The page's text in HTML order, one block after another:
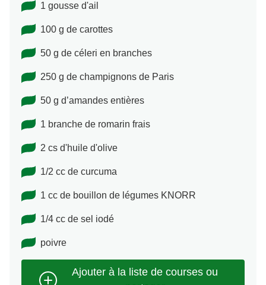
1 gousse d'ail
100 g de carottes
50 g de céleri en branches
250 g de champignons de Paris
50 g d’amandes entières
1 branche de romarin frais
2 cs d'huile d'olive
1/2 cc de curcuma
1 cc de bouillon de légumes KNORR
1/4 cc de sel iodé
poivre